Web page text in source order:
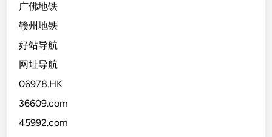
广佛地铁
赣州地铁
好站导航
网址导航
06978.HK
36609.com
45992.com